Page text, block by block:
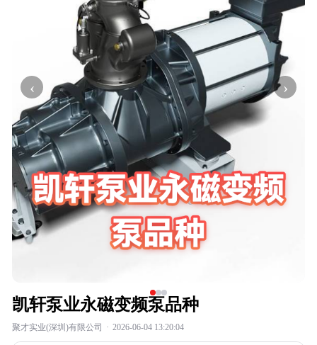
‹ ›
凯轩泵业永磁变频泵品种
聚才实业(深圳)有限公司 · 2026-06-04 13:20:04